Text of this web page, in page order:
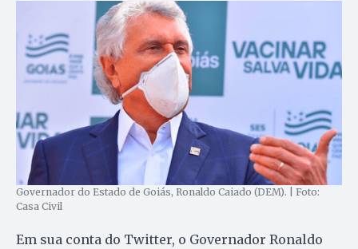
Governador do Estado de Goiás, Ronaldo Caiado (DEM). | Foto:
Casa Civil
Em sua conta do Twitter, o Governador Ronaldo